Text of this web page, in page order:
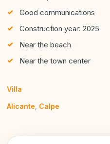
Good communications
Construction year: 2025
Near the beach
Near the town center
Villa
Alicante Calpe